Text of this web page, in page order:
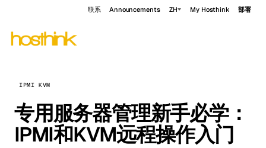
联系 Announcements ZH My Hosthink 部署
IPMI KVM
专用服务器管理新手必学：
IPMI和KVM远程操作入门